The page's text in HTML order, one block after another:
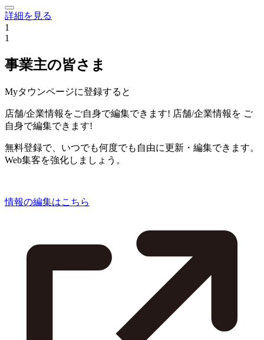
詳細を見る
1
1
事業主の皆さま
Myタウンページに登録すると
店舗/企業情報をご自身で編集できます! 店舗/企業情報を ご
自身で編集できます!
無料登録で、いつでも何度でも自由に更新・編集できます。
Web集客を強化しましょう。
情報の編集はこちら